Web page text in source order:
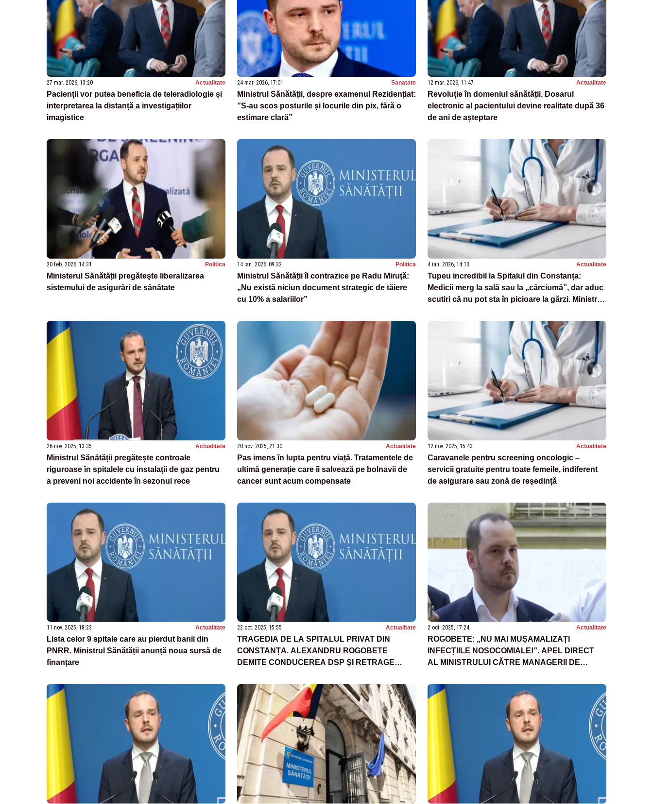
27 mar. 2026, 13:20 Actualitate
Pacienții vor putea beneficia de teleradiologie și
interpretarea la distanță a investigațiilor
imagistice
24 mar. 2026, 17:01 Sanatate
Ministrul Sănătății, despre examenul Rezidențiat:
”S-au scos posturile și locurile din pix, fără o
estimare clară”
12 mar. 2026, 11:47 Actualitate
Revoluție în domeniul sănătății. Dosarul
electronic al pacientului devine realitate după 36
de ani de așteptare
20 feb. 2026, 14:31 Politica
Ministerul Sănătății pregăteşte liberalizarea
sistemului de asigurări de sănătate
14 ian. 2026, 09:32 Politica
Ministrul Sănătății îl contrazice pe Radu Miruţă:
„Nu există niciun document strategic de tăiere
cu 10% a salariilor”
4 ian. 2026, 14:13 Actualitate
Tupeu incredibil la Spitalul din Constanța:
Medicii merg la sală sau la „cârciumă”, dar aduc
scutiri că nu pot sta în picioare la gărzi. Ministrul
26 nov. 2025, 13:35 Actualitate
Ministrul Sănătății pregătește controale
riguroase în spitalele cu instalații de gaz pentru
a preveni noi accidente în sezonul rece
20 nov. 2025, 21:30 Actualitate
Pas imens în lupta pentru viață. Tratamentele de
ultimă generație care îi salvează pe bolnavii de
cancer sunt acum compensate
12 nov. 2025, 15:43 Actualitate
Caravanele pentru screening oncologic –
servicii gratuite pentru toate femeile, indiferent
de asigurare sau zonă de reședință
11 nov. 2025, 18:23 Actualitate
Lista celor 9 spitale care au pierdut banii din
PNRR. Ministrul Sănătății anunță noua sursă de
finanțare
22 oct. 2025, 15:55 Actualitate
TRAGEDIA DE LA SPITALUL PRIVAT DIN
CONSTANȚA. ALEXANDRU ROGOBETE
DEMITE CONDUCEREA DSP ȘI RETRAGE
OPERATOR
2 oct. 2025, 17:24 Actualitate
ROGOBETE: „NU MAI MUȘAMALIZAȚI
INFECȚIILE NOSOCOMIALE!”. APEL DIRECT
AL MINISTRULUI CĂTRE MANAGERII DE